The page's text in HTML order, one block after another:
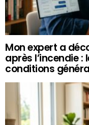
Mon expert a
après l’incendie :
conditions